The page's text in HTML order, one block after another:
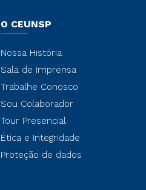
O CEUNSP
Nossa História
Sala de Imprensa
Trabalhe Conosco
Sou Colaborador
Tour Presencial
Ética e Integridade
Proteção de dados